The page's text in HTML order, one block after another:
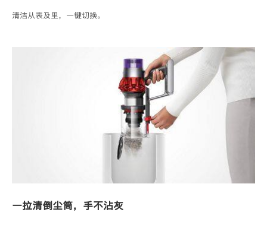
清洁从表及里，一键切换。
一拉清倒尘筒，手不沾灰